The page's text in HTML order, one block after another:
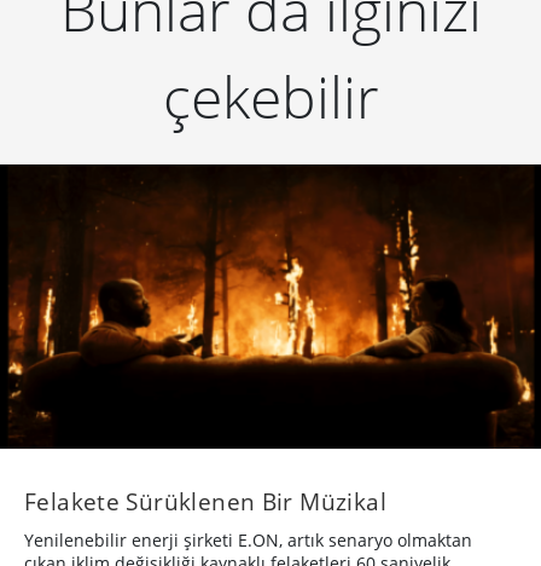
çekebilir
Felakete Sürüklenen Bir Müzikal
Yenilenebilir enerji şirketi E.ON, artık senaryo olmaktan